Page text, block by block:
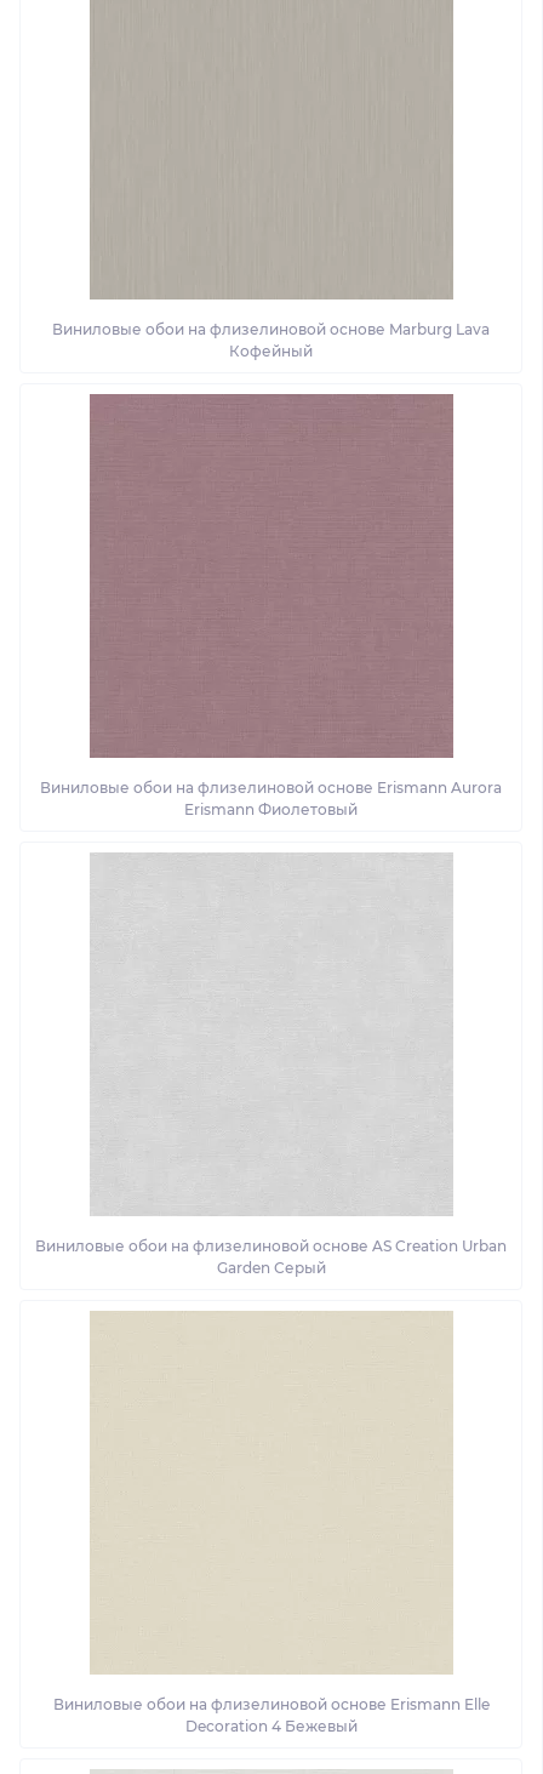
Виниловые обои на флизелиновой основе Marburg Lava
Кофейный
Виниловые обои на флизелиновой основе Erismann Aurora
Erismann Фиолетовый
Виниловые обои на флизелиновой основе AS Creation Urban
Garden Серый
Виниловые обои на флизелиновой основе Erismann Elle
Decoration 4 Бежевый